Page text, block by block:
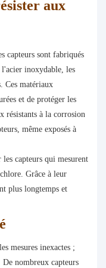
aux
capteurs sont fabriqués
inoxydable, les
Ces matériaux
et de protéger les
résistants à la corrosion
même exposés à
capteurs qui mesurent
Grâce à leur
plus longtemps et
mesures inexactes ;
nombreux capteurs